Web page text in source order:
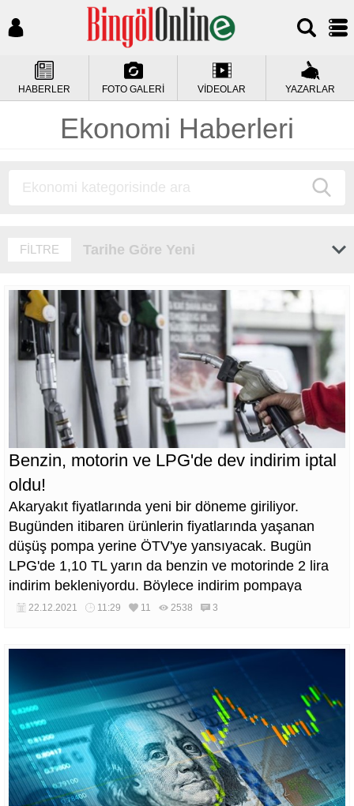
HABERLER FOTO GALERİ VİDEOLAR YAZARLAR
Ekonomi Haberleri
FİLTRE Tarihe Göre Yeni
Benzin, motorin ve LPG'de dev indirim iptal
oldu!
Akaryakıt fiyatlarında yeni bir döneme giriliyor.
Bugünden itibaren ürünlerin fiyatlarında yaşanan
düşüş pompa yerine ÖTV'ye yansıyacak. Bugün
LPG'de 1,10 TL yarın da benzin ve motorinde 2 lira
indirim bekleniyordu. Böylece indirim pompaya
yansımayacak.
22.12.2021 11:29 11 2538 3